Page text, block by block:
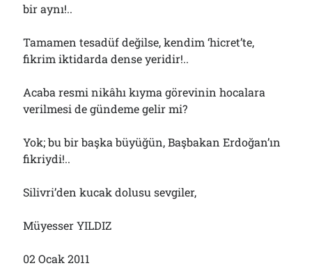
bir aynı!..
Tamamen tesadüf değilse, kendim ‘hicret’te,
fikrim iktidarda dense yeridir!..
Acaba resmi nikâhı kıyma görevinin hocalara
verilmesi de gündeme gelir mi?
Yok; bu bir başka büyüğün, Başbakan Erdoğan’ın
fikriydi!..
Silivri’den kucak dolusu sevgiler,
Müyesser YILDIZ
02 Ocak 2011